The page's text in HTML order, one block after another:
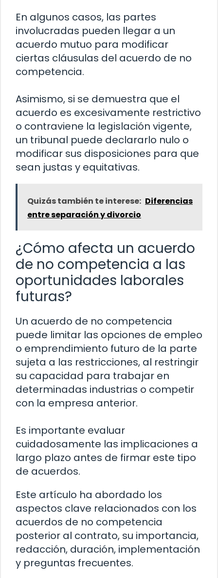
En algunos casos, las partes
involucradas pueden llegar a un
acuerdo mutuo para modificar
ciertas cláusulas del acuerdo de no
competencia.
Asimismo, si se demuestra que el
acuerdo es excesivamente restrictivo
o contraviene la legislación vigente,
un tribunal puede declararlo nulo o
modificar sus disposiciones para que
sean justas y equitativas.
Quizás también te interese: Diferencias
entre separación y divorcio
¿Cómo afecta un acuerdo
de no competencia a las
oportunidades laborales
futuras?
Un acuerdo de no competencia
puede limitar las opciones de empleo
o emprendimiento futuro de la parte
sujeta a las restricciones, al restringir
su capacidad para trabajar en
determinadas industrias o competir
con la empresa anterior.
Es importante evaluar
cuidadosamente las implicaciones a
largo plazo antes de firmar este tipo
de acuerdos.
Este artículo ha abordado los
aspectos clave relacionados con los
acuerdos de no competencia
posterior al contrato, su importancia,
redacción, duración, implementación
y preguntas frecuentes.